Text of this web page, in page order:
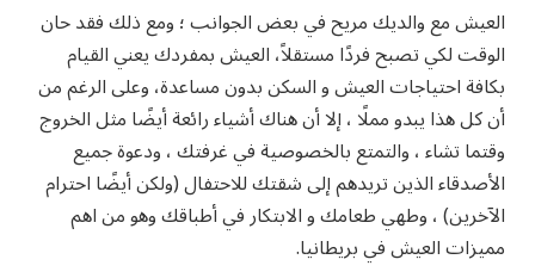
العيش مع والديك مريح في بعض الجوانب ؛ ومع ذلك فقد حان
الوقت لكي تصبح فردًا مستقلاً، العيش بمفردك يعني القيام
بكافة احتياجات العيش و السكن بدون مساعدة، وعلى الرغم من
أن كل هذا يبدو مملًا ، إلا أن هناك أشياء رائعة أيضًا مثل الخروج
وقتما تشاء ، والتمتع بالخصوصية في غرفتك ، ودعوة جميع
الأصدقاء الذين تريدهم إلى شقتك للاحتفال (ولكن أيضًا احترام
الآخرين) ، وطهي طعامك و الابتكار في أطباقك وهو من اهم
مميزات العيش في بريطانيا.